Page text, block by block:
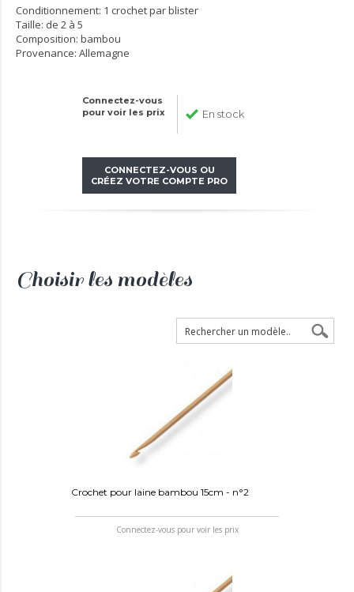
Conditionnement: 1 crochet par blister
Taille: de 2 à 5
Composition: bambou
Provenance: Allemagne
Connectez-vous
pour voir les prix
En stock
CONNECTEZ-VOUS OU
CRÉEZ VOTRE COMPTE PRO
Choisir les modèles
Crochet pour laine bambou 15cm - n°2
Connectez-vous pour voir les prix